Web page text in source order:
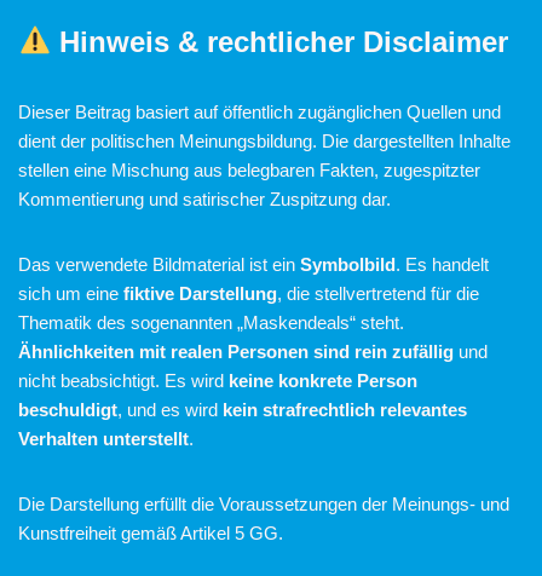
Hinweis & rechtlicher Disclaimer
Dieser Beitrag basiert auf öffentlich zugänglichen Quellen und
dient der politischen Meinungsbildung. Die dargestellten Inhalte
stellen eine Mischung aus belegbaren Fakten, zugespitzter
Kommentierung und satirischer Zuspitzung dar.
Das verwendete Bildmaterial ist ein Symbolbild. Es handelt
sich um eine fiktive Darstellung, die stellvertretend für die
Thematik des sogenannten „Maskendeals“ steht.
Ähnlichkeiten mit realen Personen sind rein zufällig und
nicht beabsichtigt. Es wird keine konkrete Person
beschuldigt, und es wird kein strafrechtlich relevantes
Verhalten unterstellt.
Die Darstellung erfüllt die Voraussetzungen der Meinungs- und
Kunstfreiheit gemäß Artikel 5 GG.